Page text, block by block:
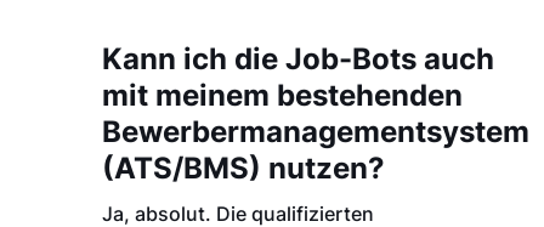
Kann ich die Job-Bots auch
mit meinem bestehenden
Bewerbermanagementsystem
(ATS/BMS) nutzen?
Ja, absolut. Die qualifizierten